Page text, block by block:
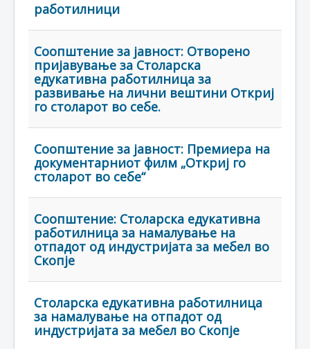
работилници
Соопштение за јавност: Отворено
пријавување за Столарска
едукативна работилница за
развивање на лични вештини Откриј
го столарот во себе.
Соопштение за јавност: Премиера на
документарниот филм „Откриј го
столарот во себе“
Соопштение: Столарска едукативна
работилница за намалување на
отпадот од индустријата за мебел во
Скопје
Столарска едукативна работилница
за намалување на отпадот од
индустријата за мебел во Скопје